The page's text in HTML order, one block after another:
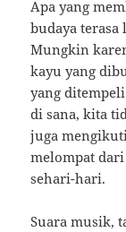
Apa yang
budaya
Mungkin
kayu yang
yang
di sana, kita
juga
melompat dari
sehari-hari.
Suara musik,